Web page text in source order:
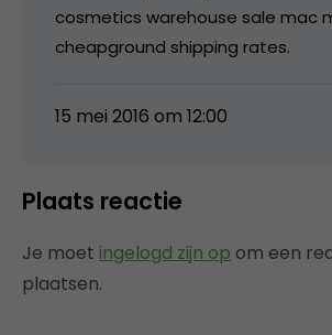
cosmetics warehouse sale mac
cheapground shipping rates.
15 mei 2016 om 12:00
Plaats reactie
Je moet ingelogd zijn op om een
plaatsen.